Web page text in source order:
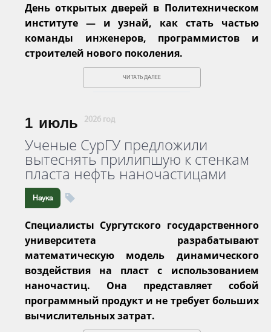
День открытых дверей в Политехническом
институте — и узнай, как стать частью
команды инженеров, программистов и
строителей нового поколения.
ЧИТАТЬ ДАЛЕЕ
1 июль 2026 год
Ученые СурГУ предложили
вытеснять прилипшую к стенкам
пласта нефть наночастицами
Наука
Специалисты Сургутского государственного
университета разрабатывают
математическую модель динамического
воздействия на пласт с использованием
наночастиц. Она представляет собой
программный продукт и не требует больших
вычислительных затрат.